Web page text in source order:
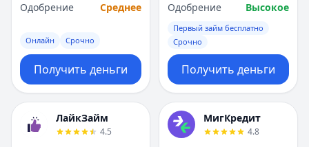
Одобрение
Среднее
Онлайн Срочно
Получить деньги
Одобрение
Высокое
Первый займ бесплатно
Срочно
Получить деньги
ЛайкЗайм
4.5
МигКредит
4.8